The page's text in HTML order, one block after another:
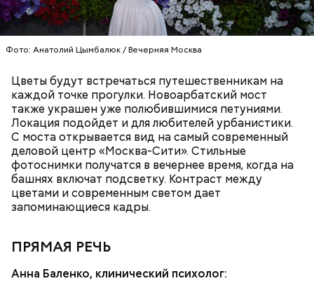
Фото: Анатолий Цымбалюк / Вечерняя Москва
Цветы будут встречаться путешественникам на
каждой точке прогулки. Новоарбатский мост
также украшен уже полюбившимися петуниями.
Локация подойдет и для любителей урбанистики.
С моста открывается вид на самый современный
деловой центр «Москва-Сити». Стильные
фотоснимки получатся в вечернее время, когда на
башнях включат подсветку. Контраст между
цветами и современным светом дает
запоминающиеся кадры.
ПРЯМАЯ РЕЧЬ
Анна Баленко, клинический психолог:
Диалог с бизнесом
Полина Стасюк отметила, что работа над
стандартом велась по четырем ключевым
направлениям. Установление четких требований к
квалификации иидентификации курьеров.
транспортным средствам, используемым для
доставки. Соблюдения Правил дорожного
движения и создание условий, способствующих
безопасной и эффективной работе курьерской
доставки.